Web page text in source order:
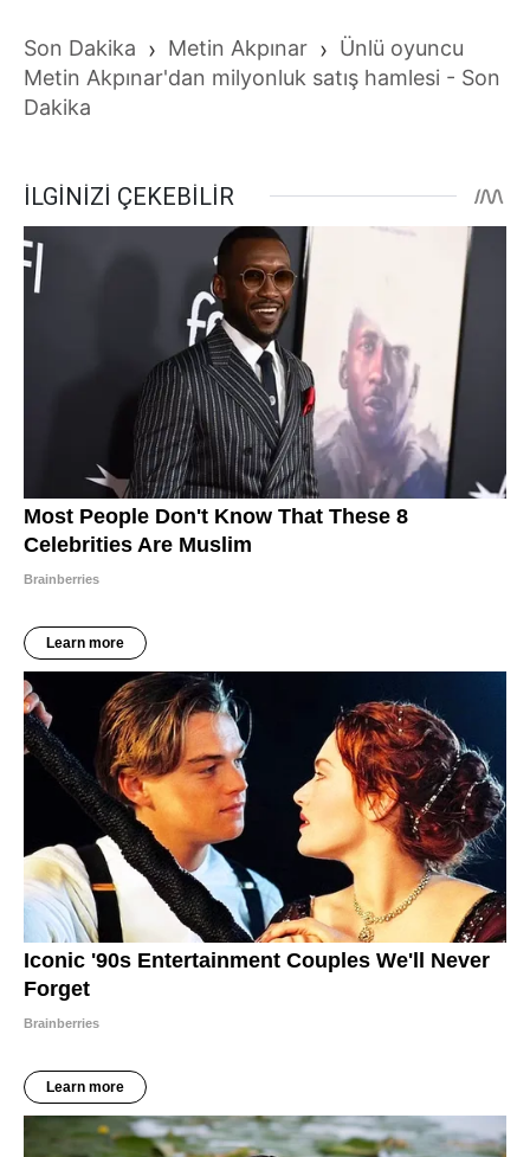
Son Dakika › Metin Akpınar › Ünlü oyuncu
Metin Akpınar'dan milyonluk satış hamlesi - Son
Dakika